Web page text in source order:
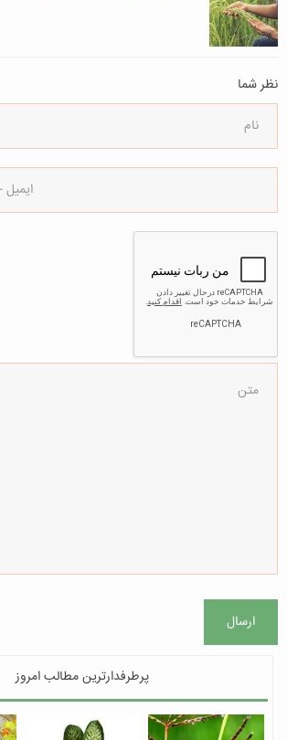
نظر شما
ارسال
پرطرفدارترین مطالب امروز